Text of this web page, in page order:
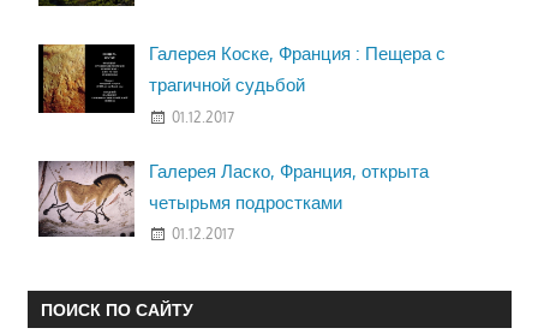
Галерея Коске, Франция : Пещера с
трагичной судьбой
01.12.2017
Галерея Ласко, Франция, открыта
четырьмя подростками
01.12.2017
ПОИСК ПО САЙТУ